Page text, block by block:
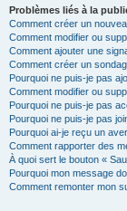
Problèmes liés à la
Comment créer un
Comment modifier ou
Comment ajouter une
Comment créer un
Pourquoi ne puis-je pas
Comment modifier ou
Pourquoi ne puis-je pas
Pourquoi ne puis-je pas
Pourquoi ai-je reçu un
Comment rapporter des
À quoi sert le bouton «
Pourquoi mon message
Comment remonter mon